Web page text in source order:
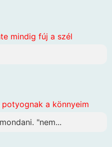
mindig fúj a szél
potyognak a könnyeim
"nem...